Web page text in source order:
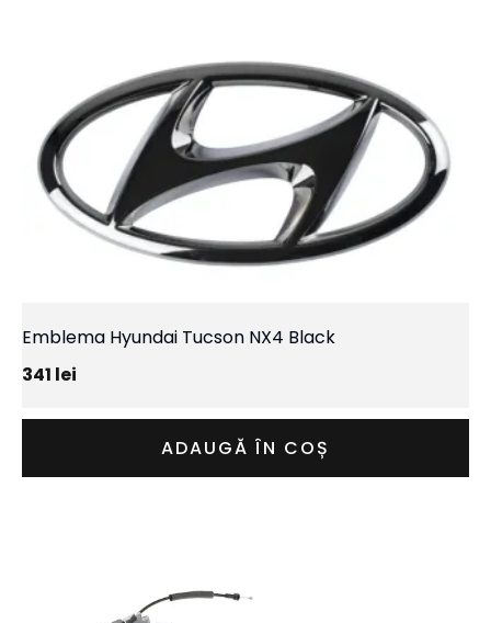
Emblema Hyundai Tucson NX4 Black
341 lei
ADAUGĂ ÎN COȘ